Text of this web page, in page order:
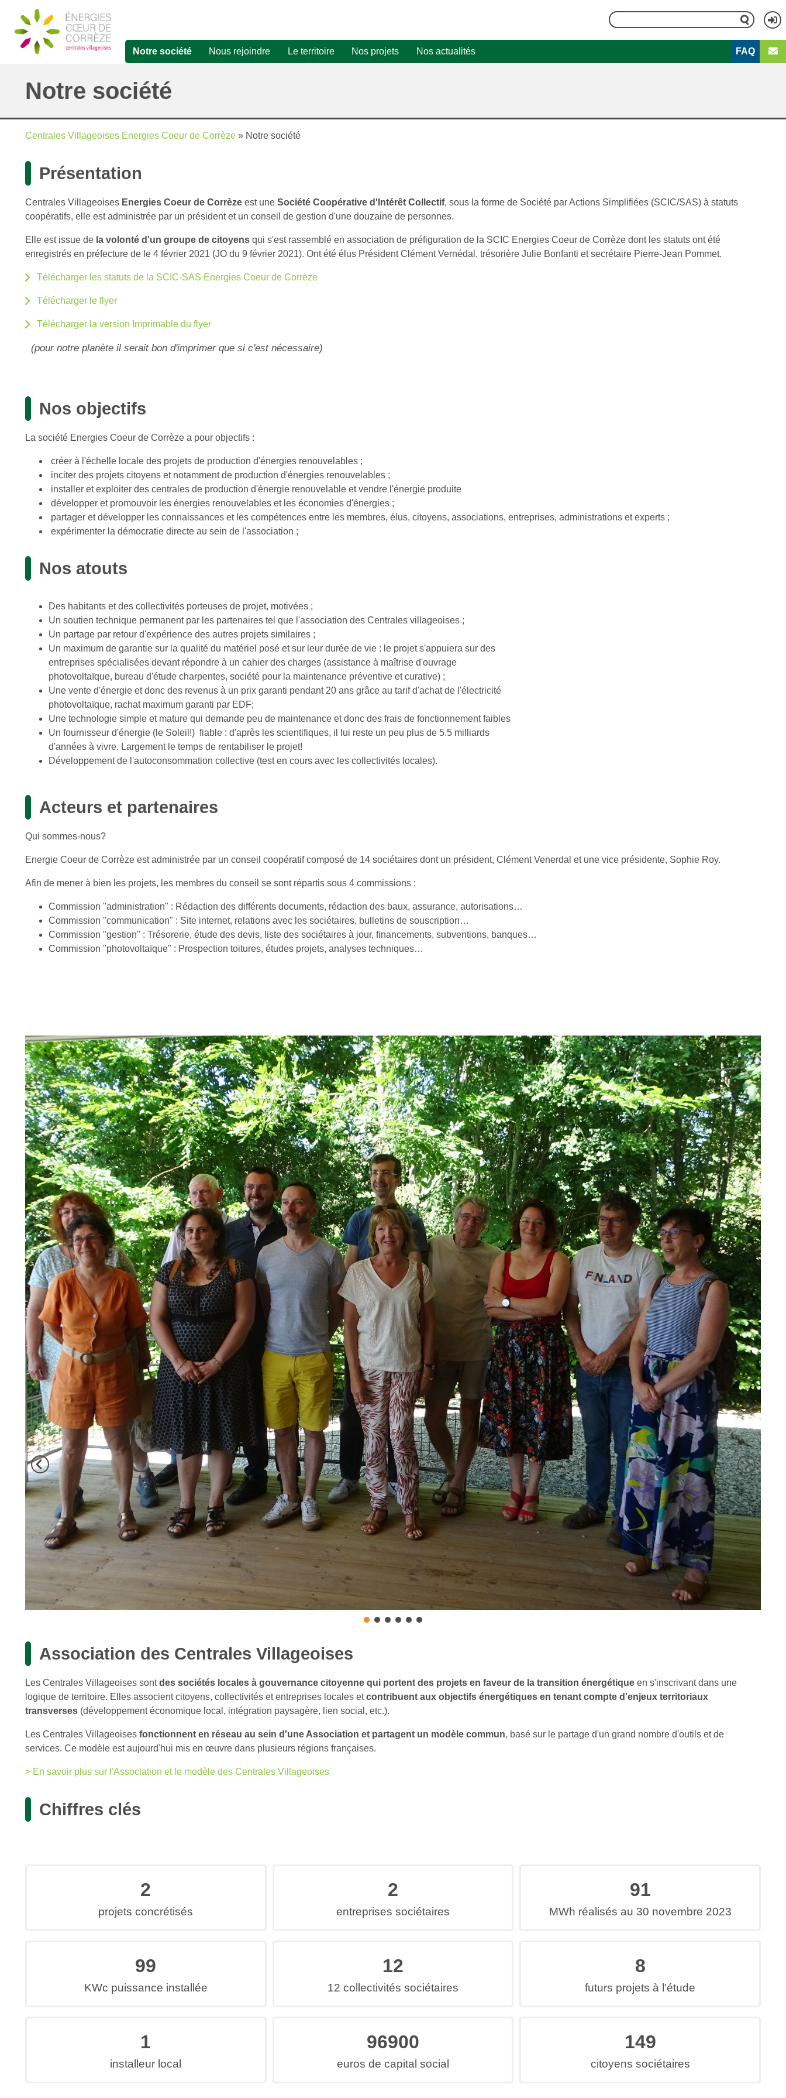
contenu
principal
Rechercher
du
Navigation
principale
Notre société Nous rejoindre Le territoire Nos projets Nos actualités
Second
FAQ
Notre société
d'Ariane
Centrales Villageoises Energies Coeur de Corrèze Notre société
Présentation
Centrales Villageoises Energies Coeur de Corrèze est une Société Coopérative d'Intérêt Collectif, sous la forme de Société par Actions Simplifiées (SCIC/SAS) à statuts
coopératifs, elle est administrée par un président et un conseil de gestion d'une douzaine de personnes.
Elle est issue de la volonté d'un groupe de citoyens qui s'est rassemblé en association de préfiguration de la SCIC Energies Coeur de Corrèze dont les statuts ont été
enregistrés en préfecture de le 4 février 2021 (JO du 9 février 2021). Ont été élus Président Clément Vernédal, trésorière Julie Bonfanti et secrétaire Pierre-Jean Pommet.
Télécharger les statuts de la SCIC-SAS Energies Coeur de Corrèze
Télécharger le flyer
Télécharger la version Imprimable du flyer
(pour notre planète il serait bon d'imprimer que si c'est nécessaire)
Nos objectifs
La société Energies Coeur de Corrèze a pour objectifs :
créer à l'échelle locale des projets de production d'énergies renouvelables ;
inciter des projets citoyens et notamment de production d'énergies renouvelables ;
installer et exploiter des centrales de production d'énergie renouvelable et vendre l'énergie produite
développer et promouvoir les énergies renouvelables et les économies d'énergies ;
partager et développer les connaissances et les compétences entre les membres, élus, citoyens, associations, entreprises, administrations et experts ;
expérimenter la démocratie directe au sein de l'association ;
Nos atouts
Des habitants et des collectivités porteuses de projet, motivées ;
Un soutien technique permanent par les partenaires tel que l'association des Centrales villageoises ;
Un partage par retour d'expérience des autres projets similaires ;
Un maximum de garantie sur la qualité du matériel posé et sur leur durée de vie : le projet s'appuiera sur des
entreprises spécialisées devant répondre à un cahier des charges (assistance à maîtrise d'ouvrage
photovoltaïque, bureau d'étude charpentes, société pour la maintenance préventive et curative) ;
Une vente d'énergie et donc des revenus à un prix garanti pendant 20 ans grâce au tarif d'achat de l'électricité
photovoltaïque, rachat maximum garanti par EDF;
Une technologie simple et mature qui demande peu de maintenance et donc des frais de fonctionnement faibles
Un fournisseur d'énergie (le Soleil!) fiable : d'après les scientifiques, il lui reste un peu plus de 5.5 milliards
d'années à vivre. Largement le temps de rentabiliser le projet!
Développement de l'autoconsommation collective (test en cours avec les collectivités locales).
Acteurs et partenaires
Qui sommes-nous?
Energie Coeur de Corrèze est administrée par un conseil coopératif composé de 14 sociétaires dont un président, Clément Venerdal et une vice présidente, Sophie Roy.
Afin de mener à bien les projets, les membres du conseil se sont répartis sous 4 commissions :
Commission "administration" : Rédaction des différents documents, rédaction des baux, assurance, autorisations…
Commission "communication" : Site internet, relations avec les sociétaires, bulletins de souscription…
Commission "gestion" : Trésorerie, étude des devis, liste des sociétaires à jour, financements, subventions, banques…
Commission "photovoltaïque" : Prospection toitures, études projets, analyses techniques…
Association des Centrales Villageoises
Les Centrales Villageoises sontdes sociétés locales à gouvernance citoyenne qui portent des projets en faveur de la transition énergétique en s'inscrivant dans une
logique de territoire. Elles associent citoyens, collectivités et entreprises locales etcontribuent aux objectifs énergétiques en tenant compte d'enjeux territoriaux
transverses (développement économique local, intégration paysagère, lien social, etc.).
Les Centrales Villageoises fonctionnent en réseau au sein d'une Association et partagent un modèle commun, basé sur le partage d'un grand nombre d'outils et de
services. Ce modèle est aujourd'hui mis en œuvre dans plusieurs régions françaises.
> En savoir plus sur l'Association et le modèle des Centrales Villageoises
Chiffres clés
2
projets concrétisés
2
entreprises sociétaires
91
MWh réalisés au 30 novembre 2023
99
KWc puissance installée
12
12 collectivités sociétaires
8
futurs projets à l'étude
1
installeur local
96900
euros de capital social
149
citoyens sociétaires